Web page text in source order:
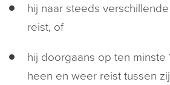
hij naar steeds
reist, of
hij doorgaans op ten minste
heen en weer reist tussen